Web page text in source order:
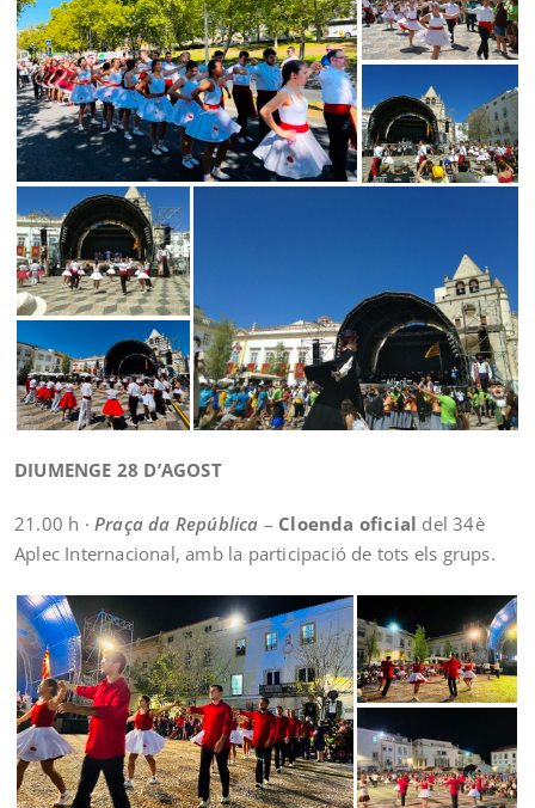
DIUMENGE 28 D’AGOST
21.00 h · Praça da República – Cloenda oficial del 34è
Aplec Internacional, amb la participació de tots els grups.